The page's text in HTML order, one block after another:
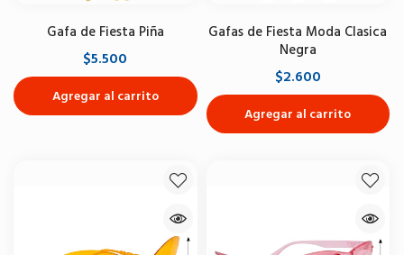
Gafa de Fiesta Piña
$5.500
Agregar al carrito
Gafas de Fiesta Moda Clasica
Negra
$2.600
Agregar al carrito